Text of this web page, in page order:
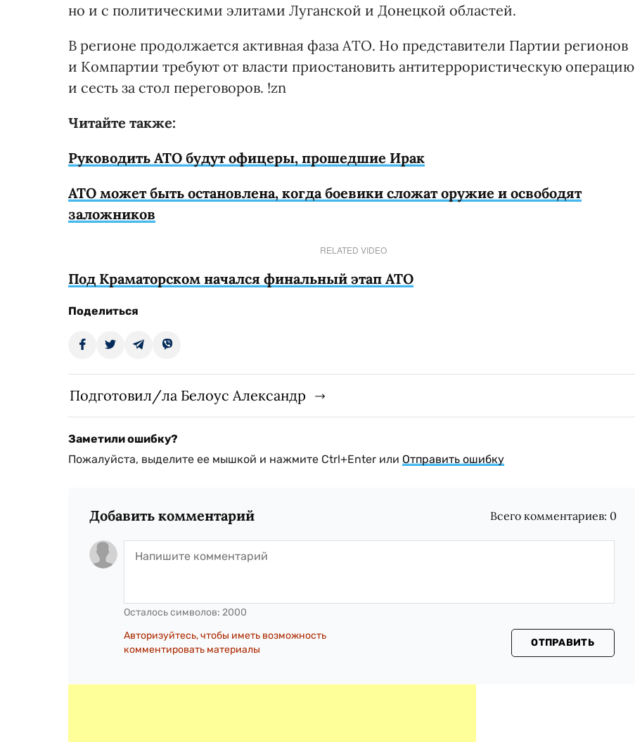
но и с политическими элитами Луганской и Донецкой областей.
В регионе продолжается активная фаза АТО. Но представители Партии регионов
и Компартии требуют от власти приостановить антитеррористическую операцию
и сесть за стол переговоров. !zn
Читайте также:
Руководить АТО будут офицеры, прошедшие Ирак
АТО может быть остановлена, когда боевики сложат оружие и освободят
заложников
RELATED VIDEO
Под Краматорском начался финальный этап АТО
Поделиться
Подготовил/ла Белоус Александр
Заметили ошибку?
Пожалуйста, выделите ее мышкой и нажмите Ctrl+Enter или Отправить ошибку
Добавить комментарий Всего комментариев: 0
Осталось символов: 2000
Авторизуйтесь, чтобы иметь возможность
комментировать материалы
ОТПРАВИТЬ